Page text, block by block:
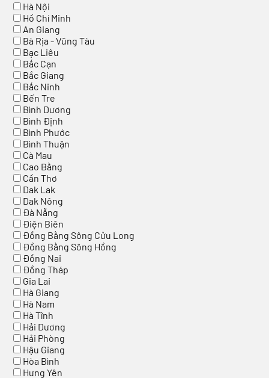
Hà Nội
Hồ Chí Minh
An Giang
Bà Rịa - Vũng Tàu
Bạc Liêu
Bắc Cạn
Bắc Giang
Bắc Ninh
Bến Tre
Bình Dương
Bình Định
Bình Phước
Bình Thuận
Cà Mau
Cao Bằng
Cần Thơ
Dak Lak
Dak Nông
Đà Nẵng
Điện Biên
Đồng Bằng Sông Cửu Long
Đồng Bằng Sông Hồng
Đồng Nai
Đồng Tháp
Gia Lai
Hà Giang
Hà Nam
Hà Tĩnh
Hải Dương
Hải Phòng
Hậu Giang
Hòa Bình
Hưng Yên